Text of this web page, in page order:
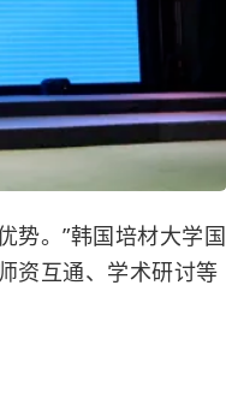
势。”韩国培材大学国
资互通、学术研讨等